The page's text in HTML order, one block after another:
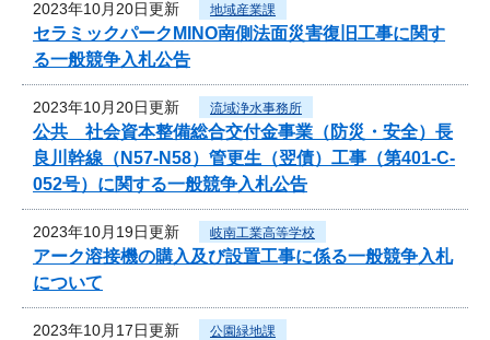
2023年10月20日更新 地域産業課
セラミックパークMINO南側法面災害復旧工事に関す
る一般競争入札公告
2023年10月20日更新 流域浄水事務所
公共 社会資本整備総合交付金事業（防災・安全）長
良川幹線（N57-N58）管更生（翌債）工事（第401-C-
052号）に関する一般競争入札公告
2023年10月19日更新 岐南工業高等学校
アーク溶接機の購入及び設置工事に係る一般競争入札
について
2023年10月17日更新 公園緑地課